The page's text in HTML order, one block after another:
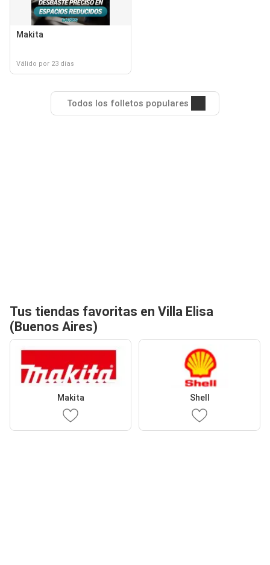
Makita
Válido por 23 días
Todos los folletos populares
Tus tiendas favoritas en Villa Elisa
(Buenos Aires)
Makita Shell